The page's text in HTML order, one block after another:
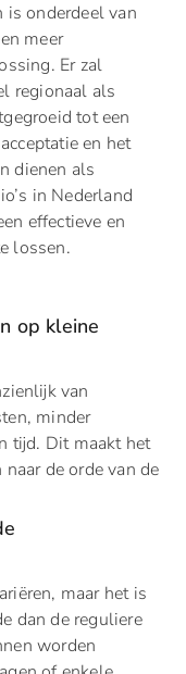
is onderdeel van
meer
Er zal
regionaal als
tot een
en het
dienen als
in Nederland
effectieve en
lossen.
op kleine
van
minder
tijd. Dit maakt het
de orde van de
maar het is
dan de reguliere
worden